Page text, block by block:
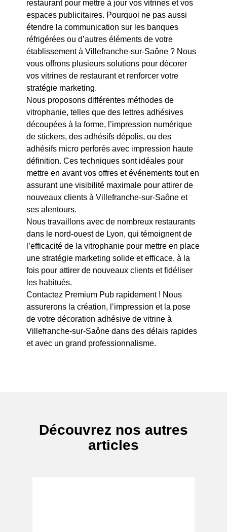
restaurant pour mettre à jour vos vitrines et vos
espaces publicitaires. Pourquoi ne pas aussi
étendre la communication sur les banques
réfrigérées ou d’autres éléments de votre
établissement à Villefranche-sur-Saône ? Nous
vous offrons plusieurs solutions pour décorer
vos vitrines de restaurant et renforcer votre
stratégie marketing.
Nous proposons différentes méthodes de
vitrophanie, telles que des lettres adhésives
découpées à la forme, l’impression numérique
de stickers, des adhésifs dépolis, ou des
adhésifs micro perforés avec impression haute
définition. Ces techniques sont idéales pour
mettre en avant vos offres et événements tout en
assurant une visibilité maximale pour attirer de
nouveaux clients à Villefranche-sur-Saône et
ses alentours.
Nous travaillons avec de nombreux restaurants
dans le nord-ouest de Lyon, qui témoignent de
l’efficacité de la vitrophanie pour mettre en place
une stratégie marketing solide et efficace, à la
fois pour attirer de nouveaux clients et fidéliser
les habitués.
Contactez Premium Pub rapidement ! Nous
assurerons la création, l’impression et la pose
de votre décoration adhésive de vitrine à
Villefranche-sur-Saône dans des délais rapides
et avec un grand professionnalisme.
Découvrez nos autres
articles